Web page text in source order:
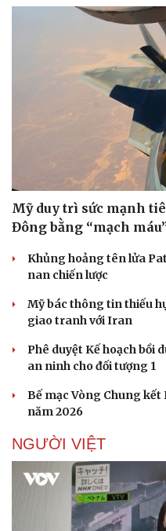
Dinh dưỡng - món ngon
Cây thuốc
Nhi khoa
Nam khoa
Làm đẹp - giảm cân
Phòng mạch online
Mỹ duy trì sức mạnh
Đông bằng “mạch máu”
Khủng hoảng tên lửa
nan chiến lược
Mỹ bác thông tin thiếu
giao tranh với Iran
Phê duyệt Kế hoạch bồi
an ninh cho đối tượng 1
Bế mạc Vòng Chung
năm 2026
NGƯỜI VIỆT